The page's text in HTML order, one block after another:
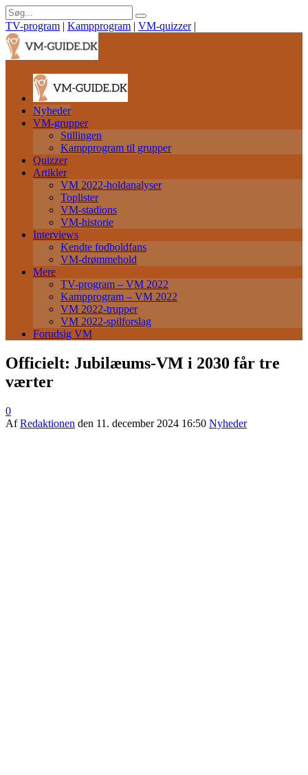
TV-program | Kampprogram | VM-quizzer |
Nyheder
VM-grupper
Stillingen
Kampprogram til grupper
Quizzer
Artikler
VM 2022-holdanalyser
Toplister
VM-stadions
VM-historie
Interviews
Kendte fodboldfans
VM-drømmehold
Mere
TV-program – VM 2022
Kampprogram – VM 2022
VM 2022-trupper
VM 2022-spilforslag
Forudsig VM
Officielt: Jubilæums-VM i 2030 får tre
værter
0
AfRedaktionen den 11. december 2024 16:50 Nyheder